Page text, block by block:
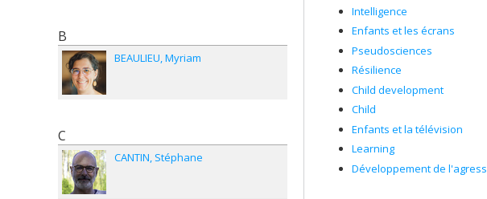
Intelligence
Enfants et les écrans
Pseudosciences
Résilience
Child development
Child
Enfants et la télévision
Learning
Développement de
B
BEAULIEU Myriam
C
CANTIN Stéphane